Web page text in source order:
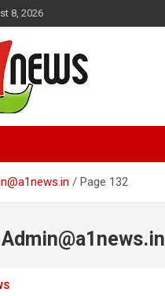
8, 2026
Page 132
Admin@a1news.in